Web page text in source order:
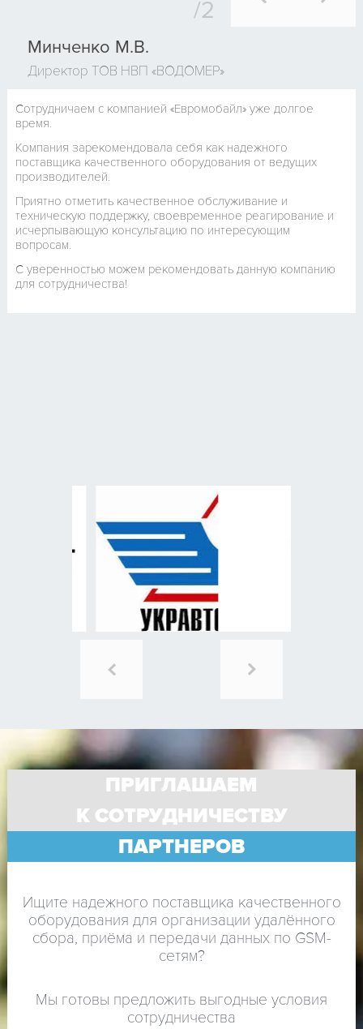
Минченко М.В.
Директор ТОВ НВП «ВОДОМЕР»
Сотрудничаем с компанией «Евромобайл» уже долгое
время.
Компания зарекомендовала себя как надежного
поставщика качественного оборудования от ведущих
производителей.
Приятно отметить качественное обслуживание и
техническую поддержку, своевременное реагирование и
исчерпывающую консультацию по интересующим
вопросам.
С уверенностью можем рекомендовать данную компанию
для сотрудничества!
ПРИГЛАШАЕМ
К СОТРУДНИЧЕСТВУ
ПАРТНЕРОВ
Ищите надежного поставщика качественного
оборудования для организации удалённого
сбора, приёма и передачи данных по GSM-
сетям?
Мы готовы предложить выгодные условия
сотрудничества